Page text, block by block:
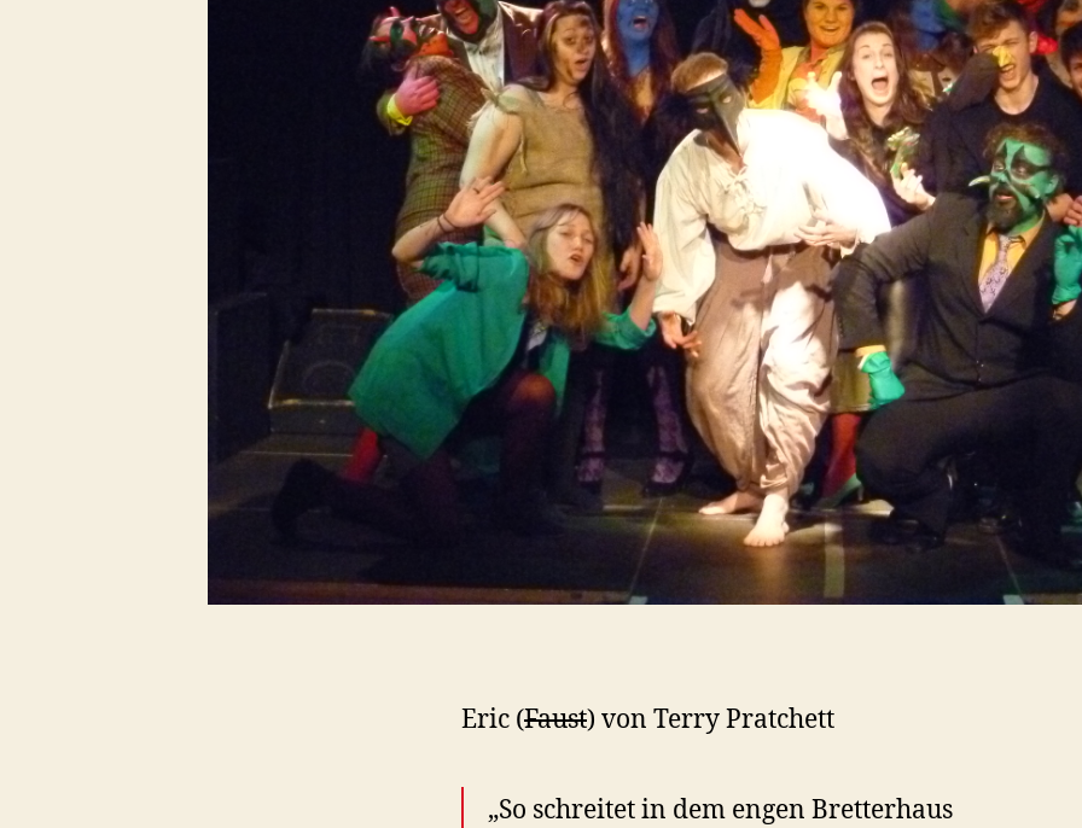
Eric (Faust) von Terry Pratchett
„So schreitet in dem engen Bretterhaus